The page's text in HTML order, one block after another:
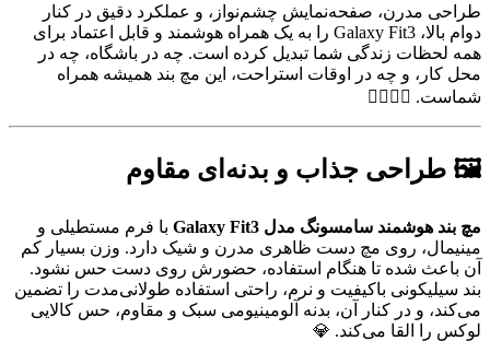
طراحی مدرن، صفحه‌نمایش چشم‌نواز، و عملکرد دقیق در کنار
دوام بالا، Galaxy Fit3 را به یک همراه هوشمند و قابل اعتماد برای
همه لحظات زندگی شما تبدیل کرده است. چه در باشگاه، چه در
محل کار، و چه در اوقات استراحت، این مچ بند همیشه همراه
شماست. 🏋️‍♂️🧘‍♀️
🖼 طراحی جذاب و بدنه‌ای مقاوم
مچ بند هوشمند سامسونگ مدل Galaxy Fit3
با فرم مستطیلی و
مینیمال، روی مچ دست ظاهری مدرن و شیک دارد. وزن بسیار کم
آن باعث شده تا هنگام استفاده، حضورش روی دست حس نشود.
بند سیلیکونی باکیفیت و نرم، راحتی استفاده طولانی‌مدت را تضمین
می‌کند، و در کنار آن، بدنه آلومینیومی سبک و مقاوم، حس کالایی
لوکس را القا می‌کند. 💎